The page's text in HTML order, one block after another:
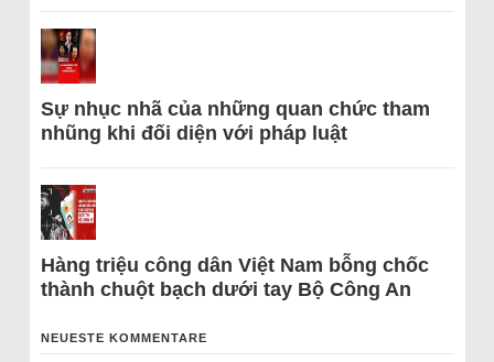
Sự nhục nhã của những quan chức tham
nhũng khi đối diện với pháp luật
Hàng triệu công dân Việt Nam bỗng chốc
thành chuột bạch dưới tay Bộ Công An
NEUESTE KOMMENTARE